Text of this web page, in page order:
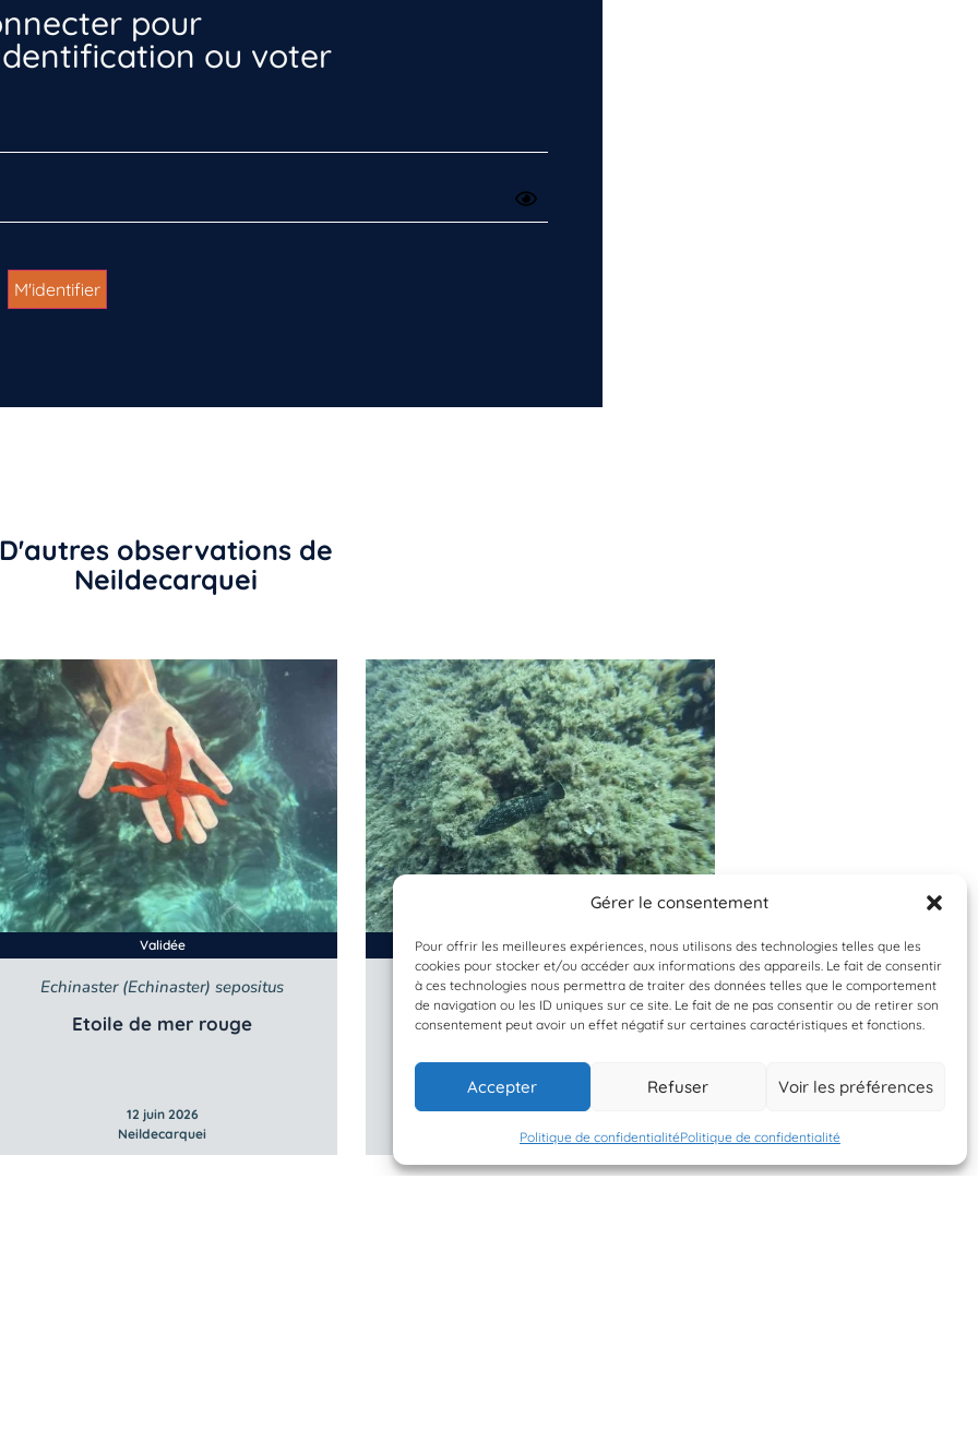
Gérer le consentement
Pour offrir les meilleures expériences, nous utilisons des technologies telles que les
cookies pour stocker et/ou accéder aux informations des appareils. Le fait de consentir
à ces technologies nous permettra de traiter des données telles que le comportement
de navigation ou les ID uniques sur ce site. Le fait de ne pas consentir ou de retirer son
consentement peut avoir un effet négatif sur certaines caractéristiques et fonctions.
Accepter Refuser Voir les préférences
Politique de confidentialitéPolitique de confidentialité
pour
ou voter
D'autres observations de
Neildecarquei
Validée
Echinaster (Echinaster) sepositus
Etoile de mer rouge
12 juin 2026
Neildecarquei
Validée
Epinephelus marginatus
Mérou brun
4 août 2024
Neildecarquei
Validée
Diplodus
Sar à tête